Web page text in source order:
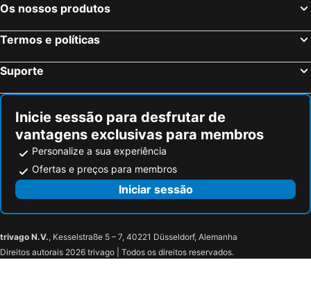
Os nossos produtos
Termos e políticas
Suporte
Inicie sessão para desfrutar de
vantagens exclusivas para membros
Personalize a sua experiência
Ofertas e preços para membros
Iniciar sessão
trivago N.V., Kesselstraße 5 – 7, 40221 Düsseldorf, Alemanha
Direitos autorais 2026 trivago | Todos os direitos reservados.